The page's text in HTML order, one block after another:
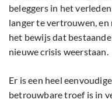
beleggers in het
langer te vertrouwen,
het bewijs dat
nieuwe crisis weerstaan.
Er is een heel
betrouwbare troef is in